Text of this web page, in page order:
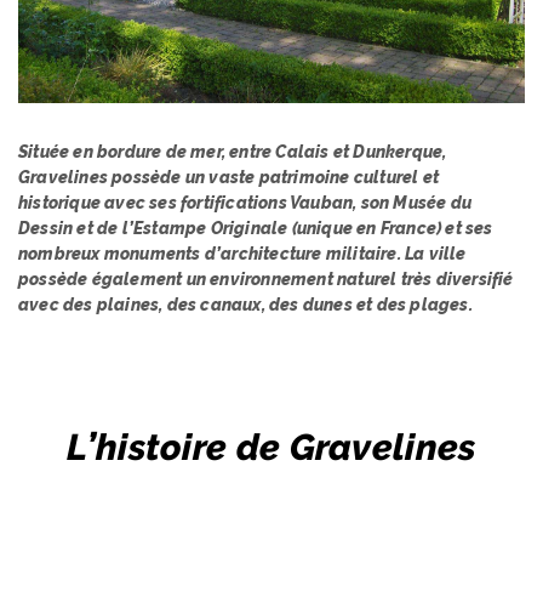
Située en bordure de mer, entre Calais et Dunkerque,
Gravelines possède un vaste patrimoine culturel et
historique avec ses fortifications Vauban, son Musée du
Dessin et de l’Estampe Originale (unique en France) et ses
nombreux monuments d’architecture militaire. La ville
possède également un environnement naturel très diversifié
avec des plaines, des canaux, des dunes et des plages.
L’histoire de Gravelines